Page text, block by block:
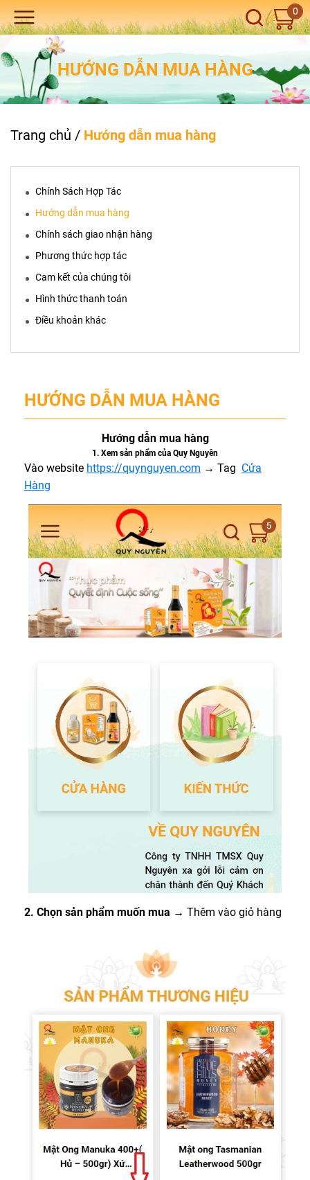
0
HƯỚNG DẪN MUA HÀNG
Trang chủ / Hướng dẫn mua hàng
Chính Sách Hợp Tác
Hướng dẫn mua hàng
Chính sách giao nhận hàng
Phương thức hợp tác
Cam kết của chúng tôi
Hình thức thanh toán
Điều khoản khác
HƯỚNG DẪN MUA HÀNG
Hướng dẫn mua hàng
1. Xem sản phẩm của Quy Nguyên
Vào website https://quynguyen.com → Tag Cửa
Hàng
2. Chọn sản phẩm muốn mua → Thêm vào giỏ hàng